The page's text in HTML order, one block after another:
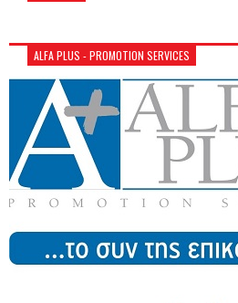
ALFA PLUS - PROMOTION SERVICES